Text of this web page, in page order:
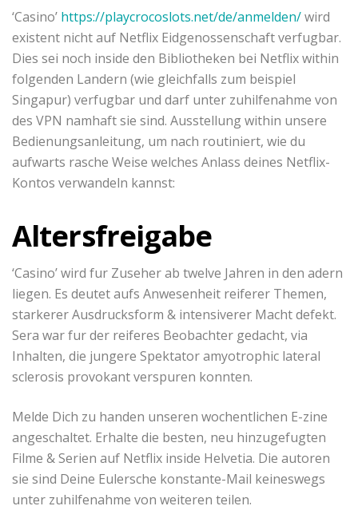
‘Casino’ https://playcrocoslots.net/de/anmelden/wird
existent nicht auf Netflix Eidgenossenschaft verfugbar.
Dies sei noch inside den Bibliotheken bei Netflix within
folgenden Landern (wie gleichfalls zum beispiel
Singapur) verfugbar und darf unter zuhilfenahme von
des VPN namhaft sie sind. Ausstellung within unsere
Bedienungsanleitung, um nach routiniert, wie du
aufwarts rasche Weise welches Anlass deines Netflix-
Kontos verwandeln kannst:
Altersfreigabe
‘Casino’ wird fur Zuseher ab twelve Jahren in den adern
liegen. Es deutet aufs Anwesenheit reiferer Themen,
starkerer Ausdrucksform & intensiverer Macht defekt.
Sera war fur der reiferes Beobachter gedacht, via
Inhalten, die jungere Spektator amyotrophic lateral
sclerosis provokant verspuren konnten.
Melde Dich zu handen unseren wochentlichen E-zine
angeschaltet. Erhalte die besten, neu hinzugefugten
Filme & Serien auf Netflix inside Helvetia. Die autoren
sie sind Deine Eulersche konstante-Mail keineswegs
unter zuhilfenahme von weiteren teilen.